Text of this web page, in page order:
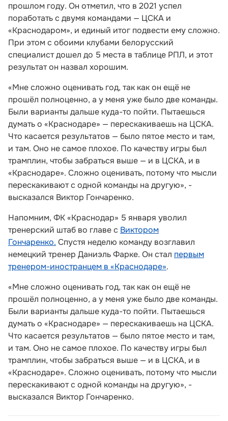
прошлом году. Он отметил, что в 2021 успел
поработать с двумя командами — ЦСКА и
«Краснодаром», и единый итог подвести ему сложно.
При этом с обоими клубами белорусский
специалист дошел до 5 места в таблице РПЛ, и этот
результат он назвал хорошим.
«Мне сложно оценивать год, так как он ещё не
прошёл полноценно, а у меня уже было две команды.
Были варианты дальше куда-то пойти. Пытаешься
думать о «Краснодаре» — перескакиваешь на ЦСКА.
Что касается результатов — было пятое место и там,
и там. Оно не самое плохое. По качеству игры был
трамплин, чтобы забраться выше — и в ЦСКА, и в
«Краснодаре». Сложно оценивать, потому что мысли
перескакивают с одной команды на другую», -
высказался Виктор Гончаренко.
Напомним, ФК «Краснодар» 5 января уволил
тренерский штаб во главе с Виктором
Гончаренко. Спустя неделю команду возглавил
немецкий тренер Даниэль Фарке. Он стал первым
тренером-иностранцем в «Краснодаре».
«Мне сложно оценивать год, так как он ещё не
прошёл полноценно, а у меня уже было две команды.
Были варианты дальше куда-то пойти. Пытаешься
думать о «Краснодаре» — перескакиваешь на ЦСКА.
Что касается результатов — было пятое место и там,
и там. Оно не самое плохое. По качеству игры был
трамплин, чтобы забраться выше — и в ЦСКА, и в
«Краснодаре». Сложно оценивать, потому что мысли
перескакивают с одной команды на другую», -
высказался Виктор Гончаренко.